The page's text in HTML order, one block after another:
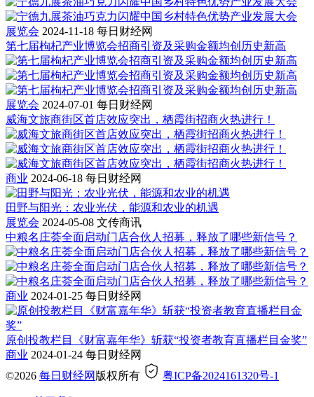
展览会 2024-11-18 每日财经网
第七届枸杞产业博览会招商引资及采购金额均创历史新高
展览会 2024-07-01 每日财经网
威海文旅商街区首店效应突出，栖霞街招商火热进行！
商业 2024-06-18 每日财经网
田野与阳光：农业光伏，能源和农业的机遇
展览会 2024-05-08 文传商讯
中粮名庄荟全面启动门店合伙人招募，释放了哪些新信号？
商业 2024-01-25 每日财经网
原创投教栏目《财富嘉年华》斩获“投资者教育直播栏目金奖”
商业 2024-01-24 每日财经网
©2026 每日财经网 版权所有 粤ICP备2024161320号-1